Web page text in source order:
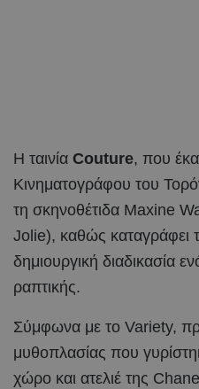
Η ταινία Couture, που
Κινηματογράφου του
τη σκηνοθέτιδα Maxine
Jolie), καθώς καταγράφει
δημιουργική διαδικασία
ραπτικής.
Σύμφωνα με το Variety,
μυθοπλασίας που
χώρο και ατελιέ της